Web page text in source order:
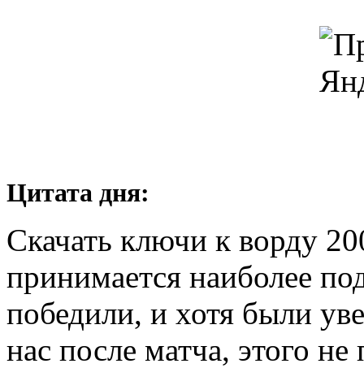
Цитата дня:
Скачать ключи к ворду
принимается наиболее
победили, и хотя были
нас после матча, этого